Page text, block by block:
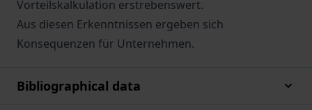
Vorteilskalkulation erstrebenswert.
Aus diesen Erkenntnissen ergeben sich
Konsequenzen für Unternehmen.
Bibliographical data